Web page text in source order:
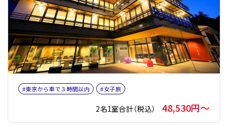
#東京から車で３時間以内 #女子旅
2名1室合計（税込） 48,530円〜